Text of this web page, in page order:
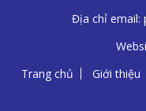
Địa chỉ email:
Trang chủ
Giới thiệu